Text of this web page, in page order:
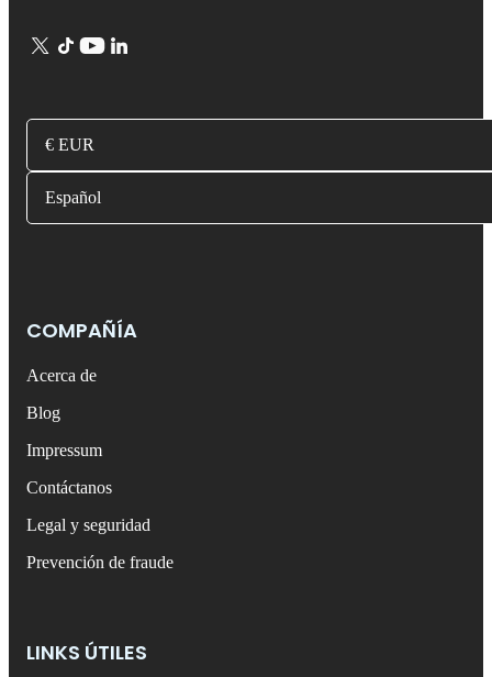
€ EUR
Español
COMPAÑÍA
Acerca de
Blog
Impressum
Contáctanos
Legal y seguridad
Prevención de fraude
LINKS ÚTILES